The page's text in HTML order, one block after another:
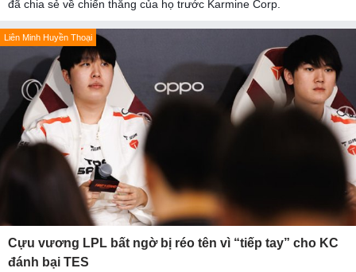
đã chia sẻ về chiến thắng của họ trước Karmine Corp.
Liên Minh Huyền Thoại
Cựu vương LPL bất ngờ bị réo tên vì “tiếp tay” cho KC
đánh bại TES